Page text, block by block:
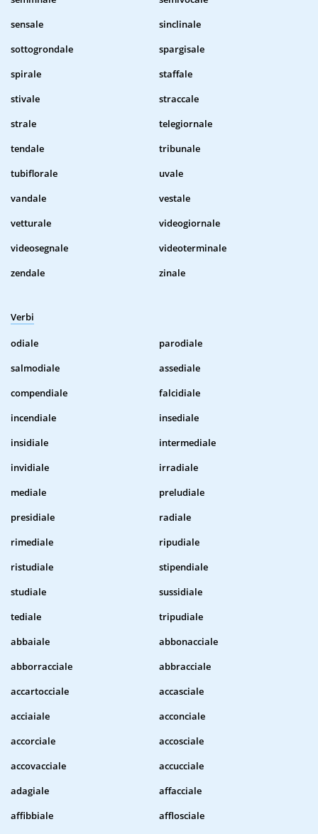
sensale
sinclinale
sottogrondale
spargisale
spirale
staffale
stivale
straccale
strale
telegiornale
tendale
tribunale
tubiflorale
uvale
vandale
vestale
vetturale
videogiornale
videosegnale
videoterminale
zendale
zinale
Verbi
odiale
parodiale
salmodiale
assediale
compendiale
falcidiale
incendiale
insediale
insidiale
intermediale
invidiale
irradiale
mediale
preludiale
presidiale
radiale
rimediale
ripudiale
ristudiale
stipendiale
studiale
sussidiale
tediale
tripudiale
abbaiale
abbonacciale
abborracciale
abbracciale
accartocciale
accasciale
acciaiale
acconciale
accorciale
accosciale
accovacciale
accucciale
adagiale
affacciale
affibbiale
afflosciale